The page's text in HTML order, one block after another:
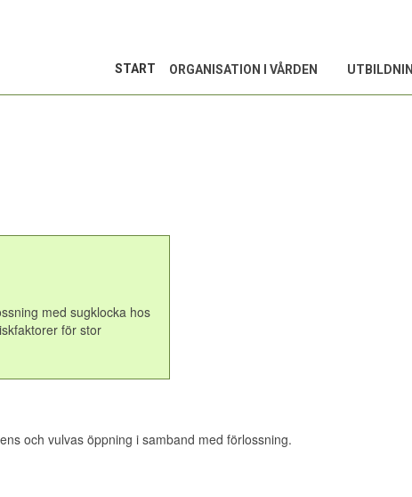
START ORGANISATION I VÅRDEN
med sugklocka hos
för stor
och vulvas öppning i samband med förlossning.